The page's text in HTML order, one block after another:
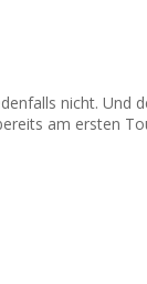
nicht.
am ersten